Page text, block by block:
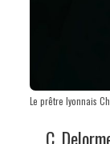
Le prêtre lyonnais
C.